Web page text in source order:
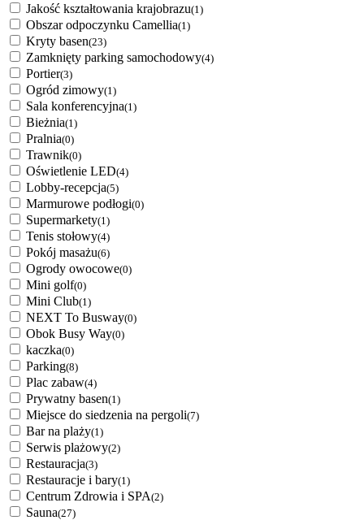
Jakość kształtowania krajobrazu(1)
Obszar odpoczynku Camellia(1)
Kryty basen(23)
Zamknięty parking samochodowy(4)
Portier(3)
Ogród zimowy(1)
Sala konferencyjna(1)
Bieżnia(1)
Pralnia(0)
Trawnik(0)
Oświetlenie LED(4)
Lobby-recepcja(5)
Marmurowe podłogi(0)
Supermarkety(1)
Tenis stołowy(4)
Pokój masażu(6)
Ogrody owocowe(0)
Mini golf(0)
Mini Club(1)
NEXT To Busway(0)
Obok Busy Way(0)
kaczka(0)
Parking(8)
Plac zabaw(4)
Prywatny basen(1)
Miejsce do siedzenia na pergoli(7)
Bar na plaży(1)
Serwis plażowy(2)
Restauracja(3)
Restauracje i bary(1)
Centrum Zdrowia i SPA(2)
Sauna(27)